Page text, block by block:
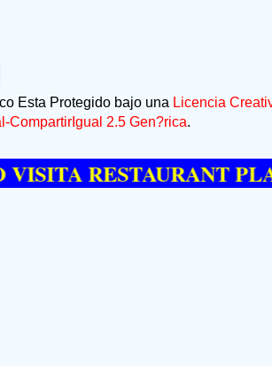
Esta Protegido bajo una Licencia
CompartirIgual 2.5 Gen?rica.
RESTAURANT